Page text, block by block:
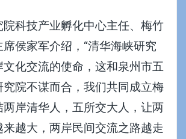
科技产业孵化中心主任、梅竹
侯家军介绍，“清华海峡研究
化交流的使命，这和泉州市五
院不谋而合，我们共同成立梅
岸清华人，五所交大人，让两
来越大，两岸民间交流之路越走